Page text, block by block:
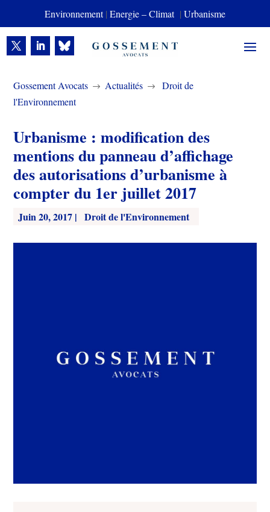
Environnement| Energie – Climat | Urbanisme
Gossement Avocats $ Actualités $
Droit de
l'Environnement
Urbanisme : modification des
mentions du panneau d’affichage
des autorisations d’urbanisme à
compter du 1er juillet 2017
Juin 20, 2017 | Droit de l'Environnement